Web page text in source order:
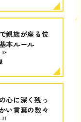
親族が座る位
本ルール
心に深く残っ
い言葉の数々